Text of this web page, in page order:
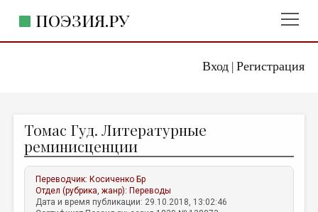
Вход| Регистрация
ПОЭЗИЯ.РУ
ЖАНРЫ
АВТОРЫ
КОММЕНТАРИИ
Томас Гуд. Литературные
реминисценции
Переводчик: Косиченко Бр
Отдел (рубрика, жанр): Переводы
Дата и время публикации: 29.10.2018, 13:02:46